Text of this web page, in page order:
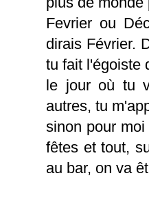
Fevrier ou
dirais Février.
tu fait l'égoiste
le jour où tu
autres, tu
sinon pour
fêtes et tout,
au bar, on va